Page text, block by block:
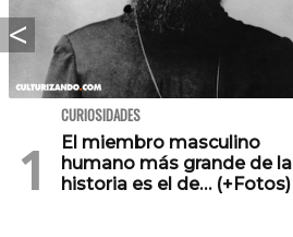
CURIOSIDADES
El miembro masculino
humano más grande de la
historia es el de… (+Fotos)